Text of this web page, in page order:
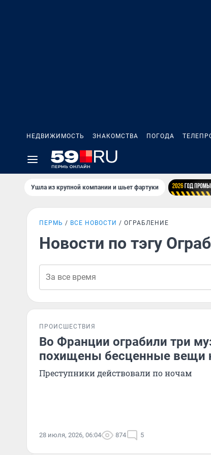
НЕДВИЖИМОСТЬ ЗНАКОМСТВА ПОГОДА
Ушла из крупной компании и шьет фартуки
ПЕРМЬ ВСЕ НОВОСТИ ОГРАБЛЕНИЕ
Новости по тэгу
ПРОИСШЕСТВИЯ
Во Франции ограбили три
похищены бесценные вещи
Преступники действовали по ночам
28 июля, 2026, 06:04 874 5